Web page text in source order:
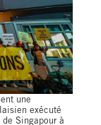
une
exécuté
Singapour à